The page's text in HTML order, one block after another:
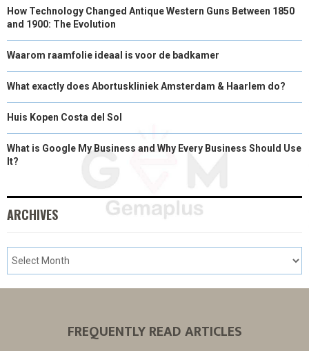
How Technology Changed Antique Western Guns Between 1850
and 1900: The Evolution
Waarom raamfolie ideaal is voor de badkamer
What exactly does Abortuskliniek Amsterdam & Haarlem do?
Huis Kopen Costa del Sol
What is Google My Business and Why Every Business Should Use
It?
ARCHIVES
FREQUENTLY READ ARTICLES